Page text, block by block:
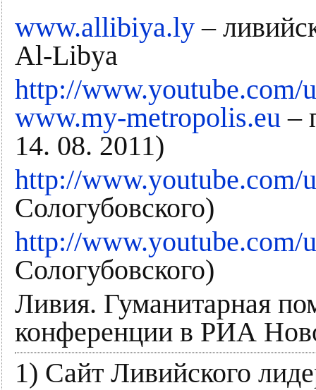
www.allibiya.ly –
Al-Libya
http://www.youtube.com/
www.my-metropolis.eu –
14. 08. 2011)
http://www.youtube.com/
Сологубовского)
http://www.youtube.com/
Сологубовского)
Ливия. Гуманитарная
конференции в РИА
1) Сайт Ливийского